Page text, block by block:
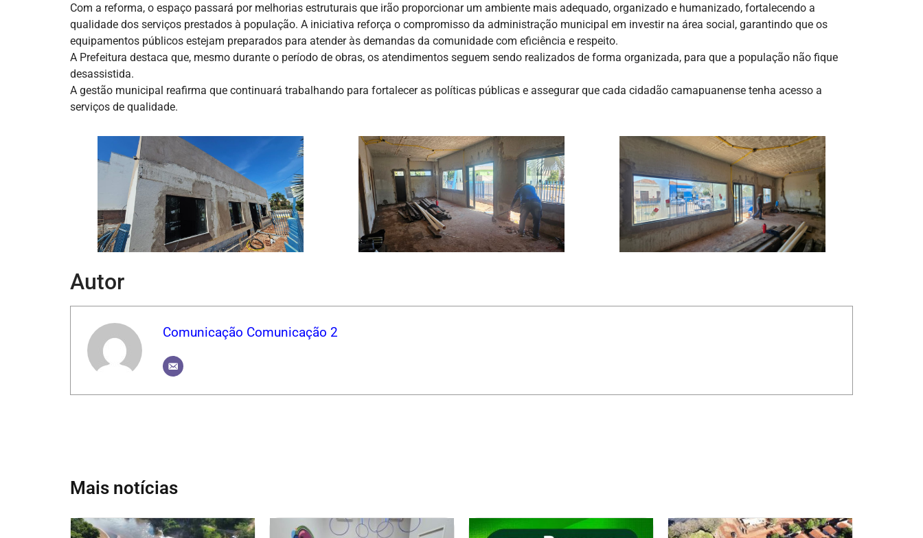
Com a reforma, o espaço passará por melhorias estruturais que irão proporcionar um ambiente mais adequado, organizado e humanizado, fortalecendo a
qualidade dos serviços prestados à população. A iniciativa reforça o compromisso da administração municipal em investir na área social, garantindo que os
equipamentos públicos estejam preparados para atender às demandas da comunidade com eficiência e respeito.
A Prefeitura destaca que, mesmo durante o período de obras, os atendimentos seguem sendo realizados de forma organizada, para que a população não fique
desassistida.
A gestão municipal reafirma que continuará trabalhando para fortalecer as políticas públicas e assegurar que cada cidadão camapuanense tenha acesso a
serviços de qualidade.
Autor
Comunicação Comunicação 2
Mais notícias